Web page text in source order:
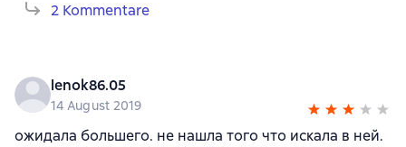
2 Kommentare
lenok86.05
14 August 2019
ожидала большего. не нашла того что искала в ней.